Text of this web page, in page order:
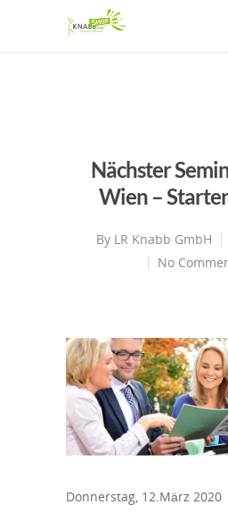
Nächster
Wien –
By LR Knabb GmbH
No
Donnerstag, 12.März 2020